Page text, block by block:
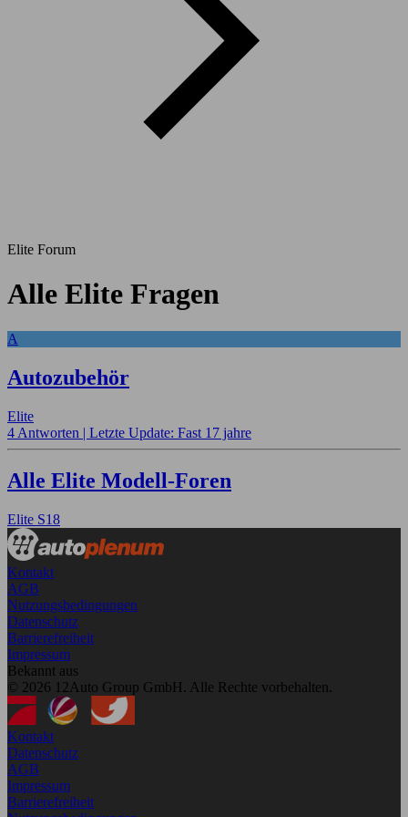
Elite Forum
Alle Elite Fragen
A
Autozubehör
Elite
4 Antworten | Letzte Update: Fast 17 jahre
Alle Elite Modell-Foren
Elite S18
Kontakt
AGB
Nutzungsbedingungen
Datenschutz
Barrierefreiheit
Impressum
Bekannt aus
© 2026 12Auto Group GmbH. Alle Rechte vorbehalten.
Kontakt
Datenschutz
AGB
Impressum
Barrierefreiheit